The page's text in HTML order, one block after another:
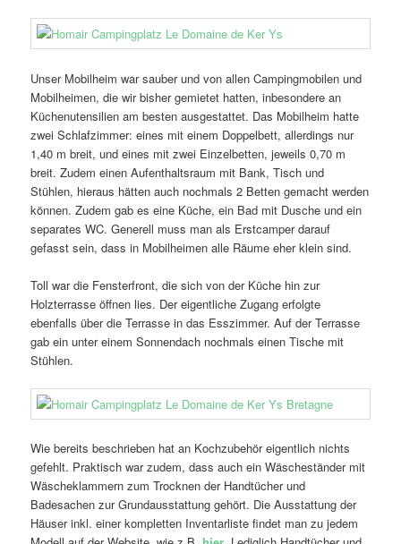
Unser Mobilheim war sauber und von allen Campingmobilen und
Mobilheimen, die wir bisher gemietet hatten, inbesondere an
Küchenutensilien am besten ausgestattet. Das Mobilheim hatte
zwei Schlafzimmer: eines mit einem Doppelbett, allerdings nur
1,40 m breit, und eines mit zwei Einzelbetten, jeweils 0,70 m
breit. Zudem einen Aufenthaltsraum mit Bank, Tisch und
Stühlen, hieraus hätten auch nochmals 2 Betten gemacht werden
können. Zudem gab es eine Küche, ein Bad mit Dusche und ein
separates WC. Generell muss man als Erstcamper darauf
gefasst sein, dass in Mobilheimen alle Räume eher klein sind.
Toll war die Fensterfront, die sich von der Küche hin zur
Holzterrasse öffnen lies. Der eigentliche Zugang erfolgte
ebenfalls über die Terrasse in das Esszimmer. Auf der Terrasse
gab ein unter einem Sonnendach nochmals einen Tische mit
Stühlen.
Wie bereits beschrieben hat an Kochzubehör eigentlich nichts
gefehlt. Praktisch war zudem, dass auch ein Wäscheständer mit
Wäscheklammern zum Trocknen der Handtücher und
Badesachen zur Grundausstattung gehört. Die Ausstattung der
Häuser inkl. einer kompletten Inventarliste findet man zu jedem